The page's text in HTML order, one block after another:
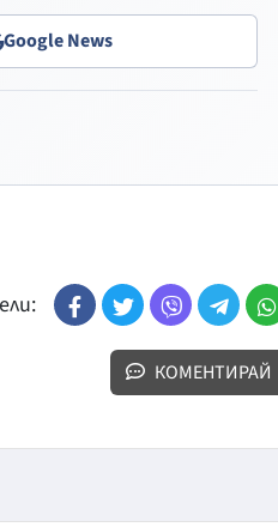
Google News
КОМЕНТИРАЙ